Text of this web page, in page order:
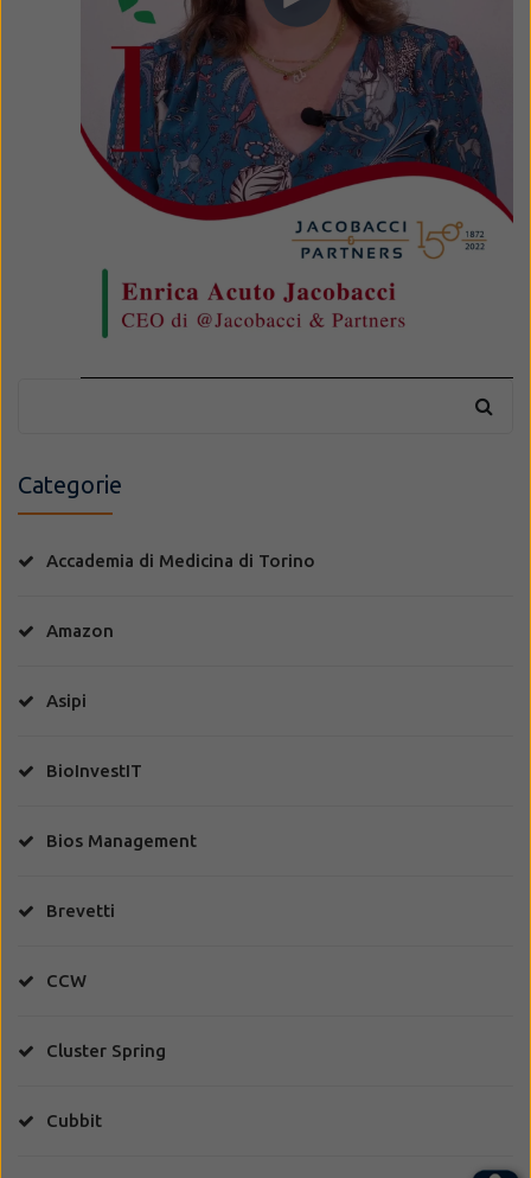
Categorie
Accademia di Medicina di Torino
Amazon
Asipi
BioInvestIT
Bios Management
Brevetti
CCW
Cluster Spring
Cubbit